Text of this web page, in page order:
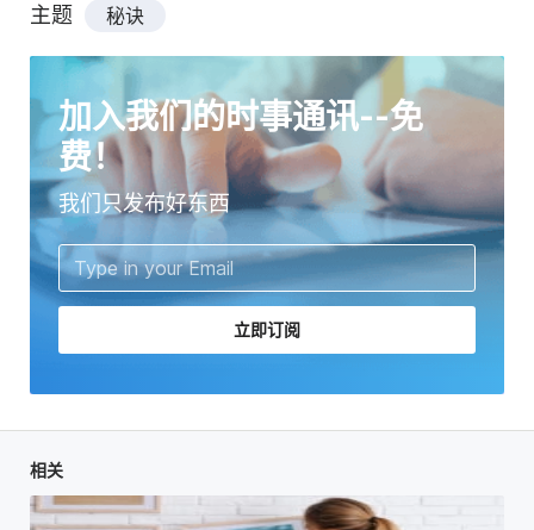
主题 秘诀
加入我们的时事通讯--免
费！
我们只发布好东西
立即订阅
相关